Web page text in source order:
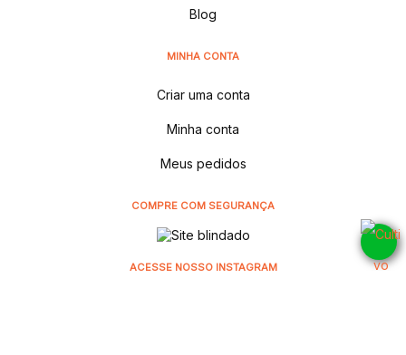
Blog
MINHA CONTA
Criar uma conta
Minha conta
Meus pedidos
COMPRE COM SEGURANÇA
ACESSE NOSSO INSTAGRAM